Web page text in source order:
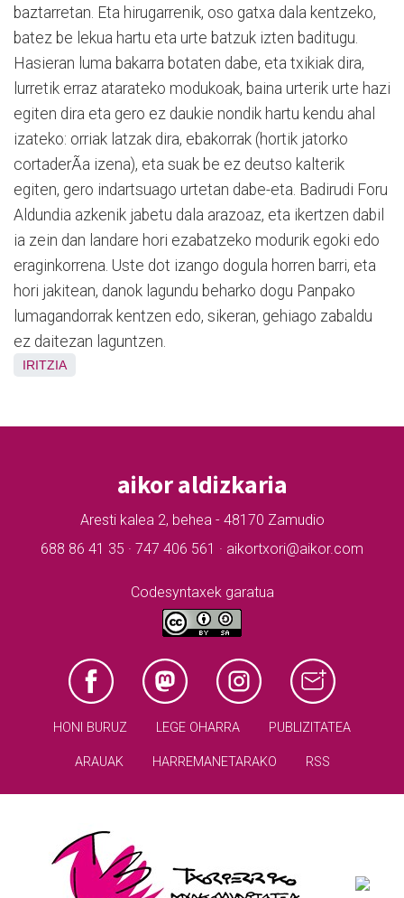
baztarretan. Eta hirugarrenik, oso gatxa dala kentzeko,
batez be lekua hartu eta urte batzuk izten baditugu.
Hasieran luma bakarra botaten dabe, eta txikiak dira,
lurretik erraz atarateko modukoak, baina urterik urte hazi
egiten dira eta gero ez daukie nondik hartu kendu ahal
izateko: orriak latzak dira, ebakorrak (hortik jatorko
cortaderÃ­a izena), eta suak be ez deutso kalterik
egiten, gero indartsuago urtetan dabe-eta. Badirudi Foru
Aldundia azkenik jabetu dala arazoaz, eta ikertzen dabil
ia zein dan landare hori ezabatzeko modurik egoki edo
eraginkorrena. Uste dot izango dogula horren barri, eta
hori jakitean, danok lagundu beharko dogu Panpako
lumagandorrak kentzen edo, sikeran, gehiago zabaldu
ez daitezan laguntzen.
IRITZIA
aikor aldizkaria
Aresti kalea 2, behea - 48170 Zamudio
688 86 41 35 · 747 406 561 · aikortxori@aikor.com
Codesyntaxek garatua
HONI BURUZ LEGE OHARRA PUBLIZITATEA
ARAUAK HARREMANETARAKO RSS